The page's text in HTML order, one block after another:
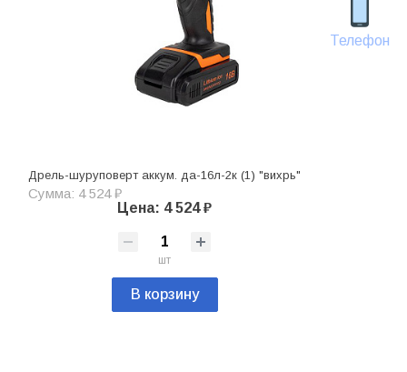
Телефон
Дрель-шуруповерт аккум. да-16л-2к (1) "вихрь"
Сумма: 4 524 ₽
Цена: 4 524 ₽
шт
В корзину